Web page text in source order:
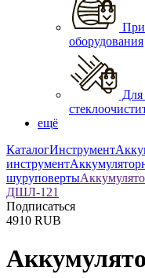
оборудования
Для
ещё
КаталогИнструмент
инструмент
шуруповерты
ДШЛ-121
Подписаться
4910 RUB